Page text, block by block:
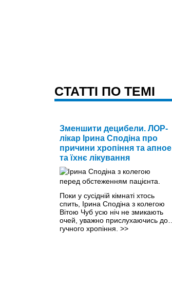
CТАТТІ ПО ТЕМІ
Зменшити децибели. ЛОР-
лікар Ірина Сподіна про
причини хропіння та апное
та їхнє лікування
Поки у сусідній кімнаті хтось
спить, Ірина Сподіна з колегою
Вітою Чуб усю ніч не змикають
очей, уважно прислухаючись до…
гучного хропіння. >>